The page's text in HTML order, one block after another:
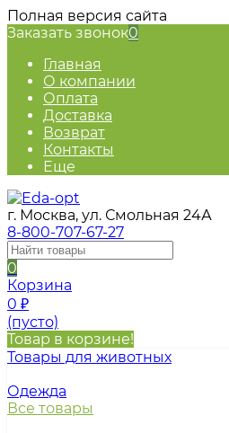
Полная версия сайта
Заказать звонок0
Главная
О компании
Оплата
Доставка
Возврат
Контакты
Еще
г. Москва, ул. Смольная 24А
8-800-707-67-27
0
Корзина
0 ₽
(пусто)
Товар в корзине!
Товары для животных
Одежда
Все товары